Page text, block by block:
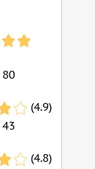
80
(4.9)
43
(4.8)